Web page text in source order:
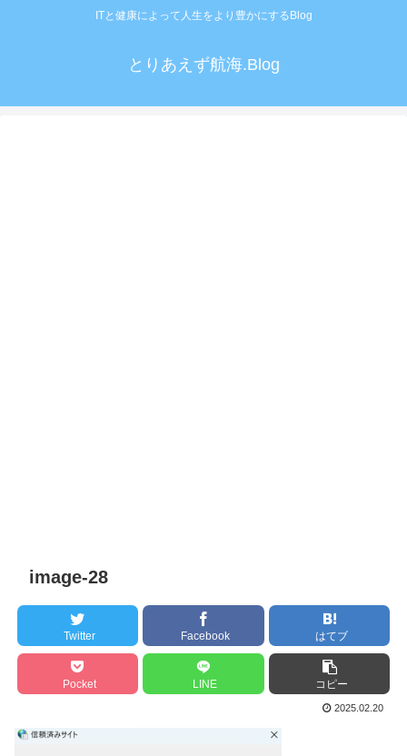
ITと健康によって人生をより豊かにするBlog
とりあえず航海.Blog
image-28
Twitter Facebook はてブ
Pocket LINE コピー
2025.02.20